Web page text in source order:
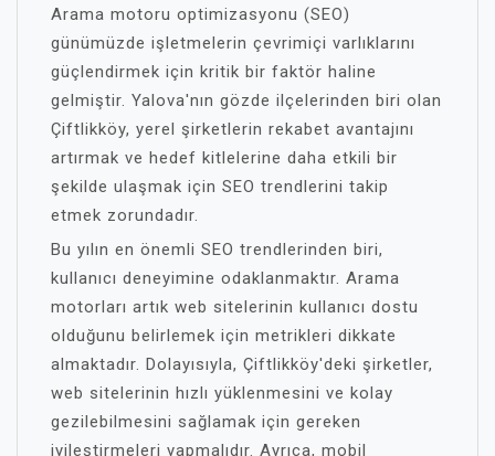
Arama motoru optimizasyonu (SEO)
günümüzde işletmelerin çevrimiçi varlıklarını
güçlendirmek için kritik bir faktör haline
gelmiştir. Yalova'nın gözde ilçelerinden biri olan
Çiftlikköy, yerel şirketlerin rekabet avantajını
artırmak ve hedef kitlelerine daha etkili bir
şekilde ulaşmak için SEO trendlerini takip
etmek zorundadır.
Bu yılın en önemli SEO trendlerinden biri,
kullanıcı deneyimine odaklanmaktır. Arama
motorları artık web sitelerinin kullanıcı dostu
olduğunu belirlemek için metrikleri dikkate
almaktadır. Dolayısıyla, Çiftlikköy'deki şirketler,
web sitelerinin hızlı yüklenmesini ve kolay
gezilebilmesini sağlamak için gereken
iyileştirmeleri yapmalıdır. Ayrıca, mobil